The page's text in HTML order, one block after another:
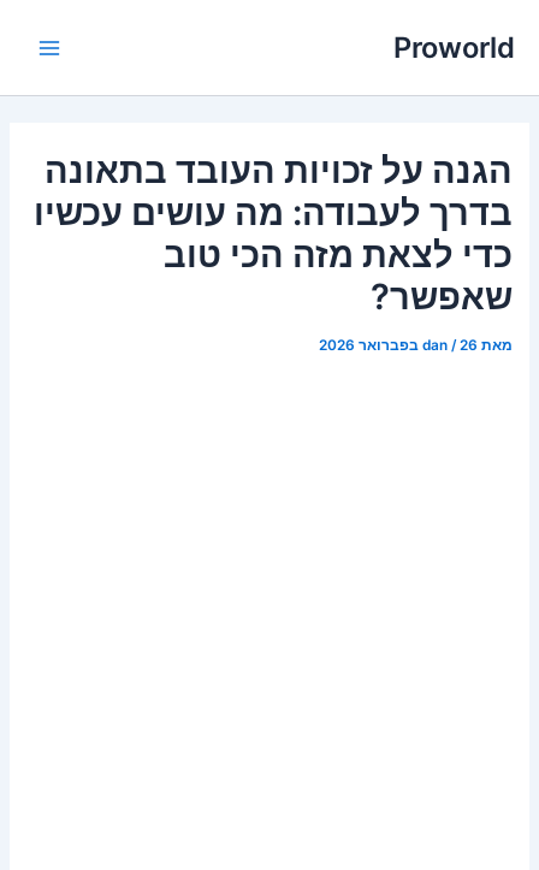
לתוכןProworld
הגנה על זכויות העובד בתאונה
בדרך לעבודה: מה עושים עכשיו
כדי לצאת מזה הכי טוב
שאפשר?
מאת dan /26 בפברואר 2026